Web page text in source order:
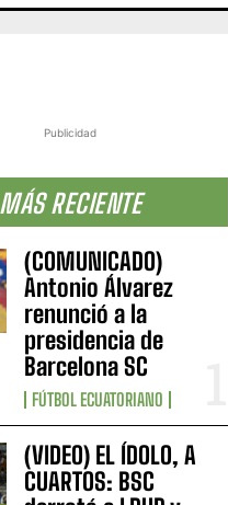
Publicidad
MÁS RECIENTE
(COMUNICADO)
Antonio Álvarez
renunció a la
presidencia de
Barcelona SC
FÚTBOL ECUATORIANO
(VIDEO) EL ÍDOLO, A
CUARTOS: BSC